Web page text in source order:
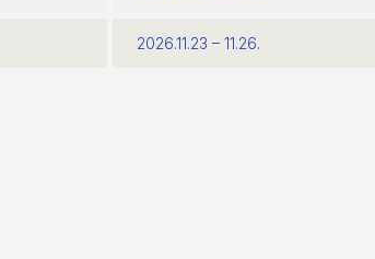
2026.11.23 – 11.26.